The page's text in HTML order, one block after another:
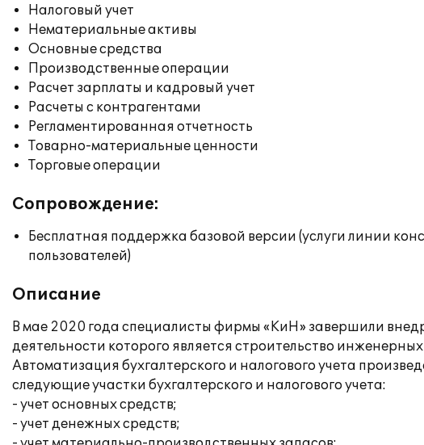
Налоговый учет
Нематериальные активы
Основные средства
Производственные операции
Расчет зарплаты и кадровый учет
Расчеты с контрагентами
Регламентированная отчетность
Товарно-материальные ценности
Торговые операции
Сопровождение:
Бесплатная поддержка базовой версии (услуги линии
пользователей)
Описание
В мае 2020 года специалисты фирмы «КиН» завершили
деятельности которого является строительство
Автоматизация бухгалтерского и налогового учета
следующие участки бухгалтерского и налогового учета:
- учет основных средств;
- учет денежных средств;